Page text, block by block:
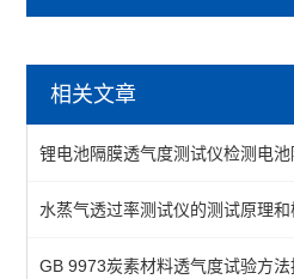
质构仪
万能材料试验机
湿抗张强度测试仪
穿刺力测试
相关文章
锂电池隔膜透气度测试仪检测电
水蒸气透过率测试仪的测试原理和
GB 9973炭素材料透气度试验方法